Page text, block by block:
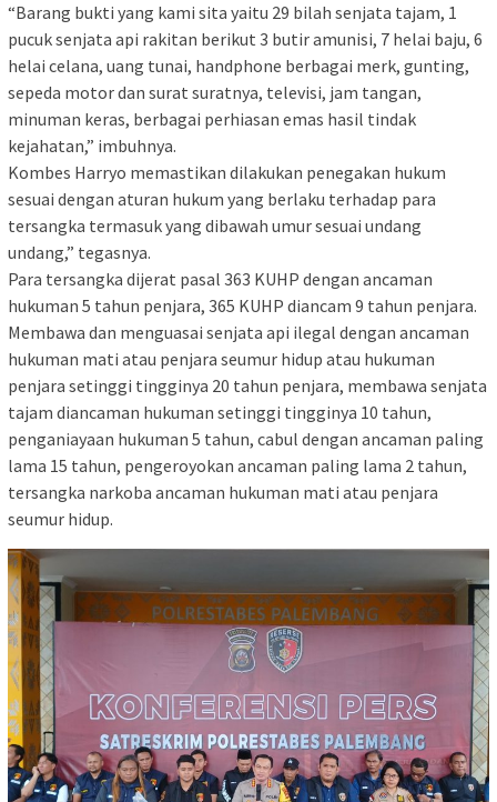
“Barang bukti yang kami sita yaitu 29 bilah senjata tajam, 1
pucuk senjata api rakitan berikut 3 butir amunisi, 7 helai baju, 6
helai celana, uang tunai, handphone berbagai merk, gunting,
sepeda motor dan surat suratnya, televisi, jam tangan,
minuman keras, berbagai perhiasan emas hasil tindak
kejahatan,” imbuhnya.
Kombes Harryo memastikan dilakukan penegakan hukum
sesuai dengan aturan hukum yang berlaku terhadap para
tersangka termasuk yang dibawah umur sesuai undang
undang,” tegasnya.
Para tersangka dijerat pasal 363 KUHP dengan ancaman
hukuman 5 tahun penjara, 365 KUHP diancam 9 tahun penjara.
Membawa dan menguasai senjata api ilegal dengan ancaman
hukuman mati atau penjara seumur hidup atau hukuman
penjara setinggi tingginya 20 tahun penjara, membawa senjata
tajam diancaman hukuman setinggi tingginya 10 tahun,
penganiayaan hukuman 5 tahun, cabul dengan ancaman paling
lama 15 tahun, pengeroyokan ancaman paling lama 2 tahun,
tersangka narkoba ancaman hukuman mati atau penjara
seumur hidup.